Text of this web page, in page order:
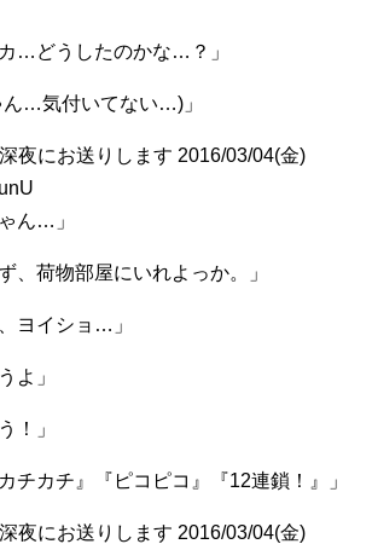
…どうしたのかな…？」
ん…気付いてない…)」
夜にお送りします 2016/03/04(金)
ん…」
、荷物部屋にいれよっか。」
ヨイショ…」
よ」
！」
カチ』『ピコピコ』『12連鎖！』」
夜にお送りします 2016/03/04(金)